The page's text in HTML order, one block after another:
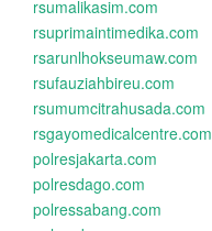
rsumalikasim.com
rsuprimaintimedika.com
rsarunlhokseumaw.com
rsufauziahbireu.com
rsumumcitrahusada.com
rsgayomedicalcentre.com
polresjakarta.com
polresdago.com
polressabang.com